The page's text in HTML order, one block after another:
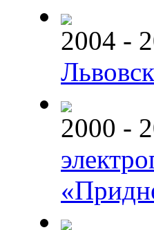
2004 -
2000 -